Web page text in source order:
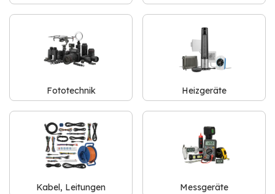
Fototechnik Heizgeräte
Kabel, Leitungen Messgeräte